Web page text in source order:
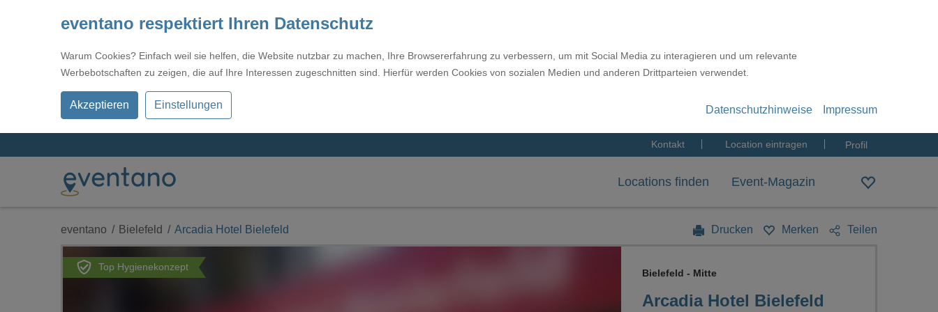
eventano respektiert Ihren Datenschutz
Warum Cookies? Einfach weil sie helfen, die Website nutzbar zu machen, Ihre Browsererfahrung zu verbessern, um mit Social Media zu interagieren und um relevante
Werbebotschaften zu zeigen, die auf Ihre Interessen zugeschnitten sind. Hierfür werden Cookies von sozialen Medien und anderen Drittparteien verwendet.
Akzeptieren Einstellungen Datenschutzhinweise Impressum
Kontakt Location eintragen Profil
Locations finden Event-Magazin
eventano Bielefeld Arcadia Hotel Bielefeld Drucken Merken Teilen
Top Hygienekonzept
Arcadia Hotel Bielefeld
Bielefeld - Mitte